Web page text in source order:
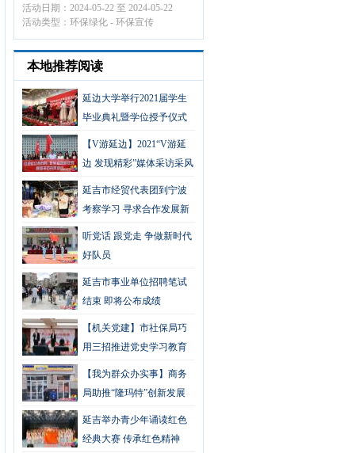
活动日期：2024-05-22 至 2024-05-22
活动类型：环保绿化 - 环保宣传
本地推荐阅读
延边大学举行2021届学生
毕业典礼暨学位授予仪式
【V游延边】2021“V游延
边 发现精彩”媒体采访采风
活动圆满结束
延吉市经贸代表团到宁波
考察学习 寻求合作发展新
路径
听党话 跟党走 争做新时代
好队员
延吉市事业单位招聘笔试
结束 即将公布成绩
【机关党建】市社保局巧
用三招推进党史学习教育
走深走实
【我为群众办实事】商务
局助推“隆玛特”创新发展
延吉举办青少年诵读红色
经典大赛 传承红色精神